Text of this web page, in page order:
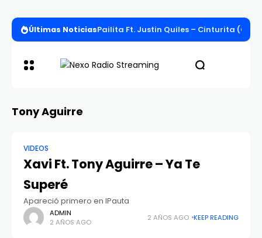
Últimas NoticiasPailita Ft. Justin Quiles – Cinturita
Tony Aguirre
VIDEOS
Xavi Ft. Tony Aguirre – Ya Te
Superé
Apareció primero en IPauta
ADMIN
2 AÑOS AGO
2 AÑOS AGO KEEP READING